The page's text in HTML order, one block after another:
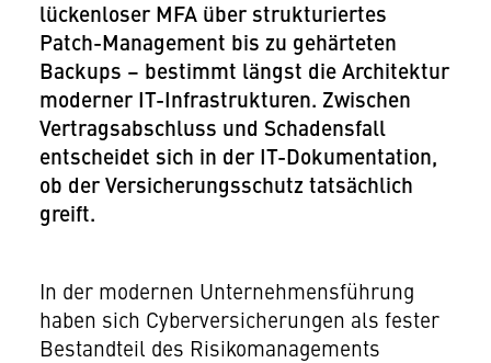
lückenloser MFA über strukturiertes
Patch-Management bis zu gehärteten
Backups – bestimmt längst die Architektur
moderner IT-Infrastrukturen. Zwischen
Vertragsabschluss und Schadensfall
entscheidet sich in der IT-Dokumentation,
ob der Versicherungsschutz tatsächlich
greift.
In der modernen Unternehmensführung
haben sich Cyberversicherungen als fester
Bestandteil des Risikomanagements